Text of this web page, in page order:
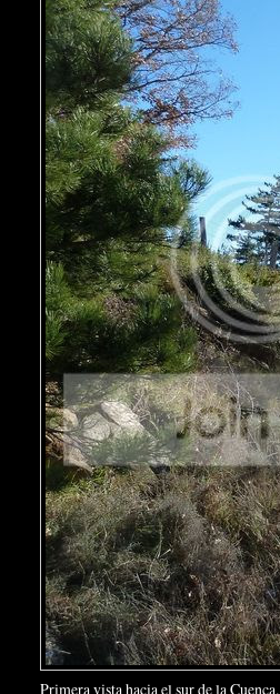
Primera vista hacia el sur de la Cuenca.